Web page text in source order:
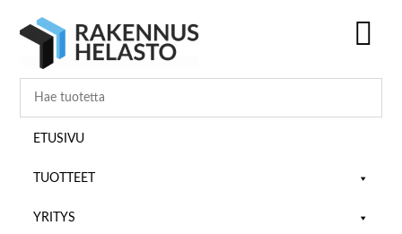
pääsisältöön
ensisijaiseen
alatunnisteeseen
ETUSIVU
TUOTTEET
YRITYS